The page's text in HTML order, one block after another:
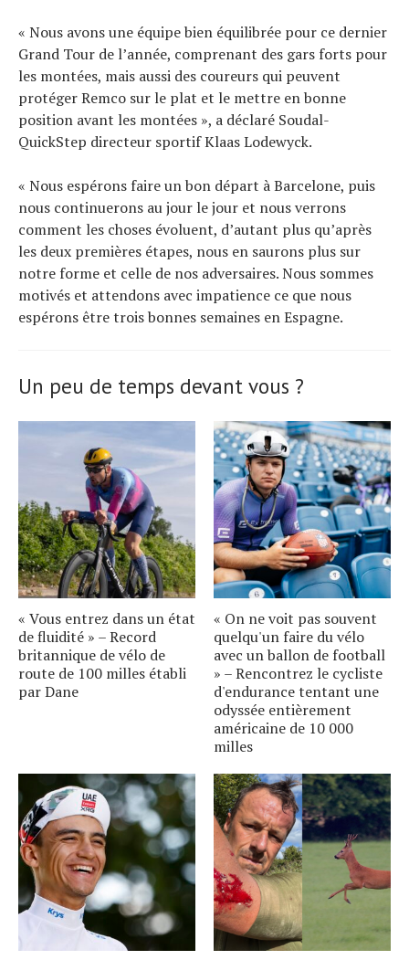
« Nous avons une équipe bien équilibrée pour ce dernier
Grand Tour de l’année, comprenant des gars forts pour
les montées, mais aussi des coureurs qui peuvent
protéger Remco sur le plat et le mettre en bonne
position avant les montées », a déclaré Soudal-
QuickStep directeur sportif Klaas Lodewyck.
« Nous espérons faire un bon départ à Barcelone, puis
nous continuerons au jour le jour et nous verrons
comment les choses évoluent, d’autant plus qu’après
les deux premières étapes, nous en saurons plus sur
notre forme et celle de nos adversaires. Nous sommes
motivés et attendons avec impatience ce que nous
espérons être trois bonnes semaines en Espagne.
Un peu de temps devant vous ?
« Vous entrez dans un état
de fluidité » – Record
britannique de vélo de
route de 100 milles établi
par Dane
« On ne voit pas souvent
quelqu'un faire du vélo
avec un ballon de football
» – Rencontrez le cycliste
d'endurance tentant une
odyssée entièrement
américaine de 10 000
milles